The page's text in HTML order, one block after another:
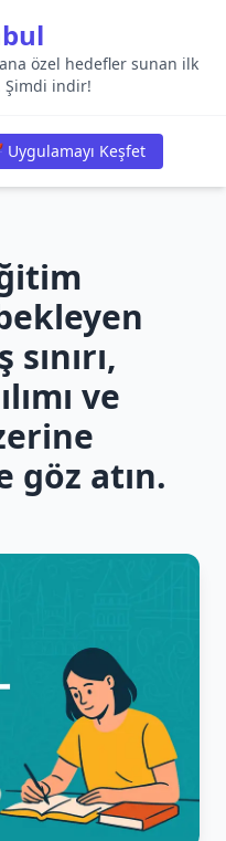
özel hedefler sunan ilk
Şimdi indir!
Uygulamayı Keşfet
ve
göz atın.